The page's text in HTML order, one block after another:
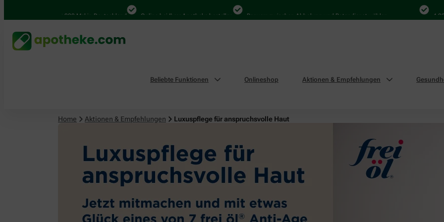
4.000 Mal in Deutschland Online bei Ihrer Apotheke bestellen Bequem zwischen Abholung und Botendienst wählen 4.000 Mal
Beliebte Funktionen Onlineshop Aktionen & Empfehlungen
Home Aktionen & Empfehlungen Luxuspflege für anspruchsvolle Haut